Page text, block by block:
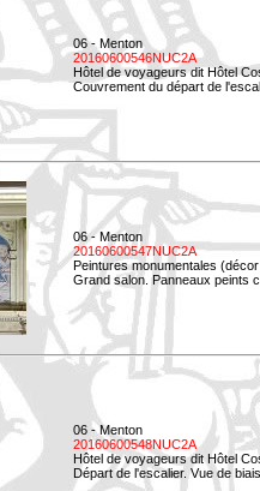
06 - Menton
20160600546NUC2A
Hôtel de voyageurs dit Hôtel
Couvrement du départ de
06 - Menton
20160600547NUC2A
Peintures monumentales
Grand salon. Panneaux peints
06 - Menton
20160600548NUC2A
Hôtel de voyageurs dit Hôtel
Départ de l'escalier. Vue de